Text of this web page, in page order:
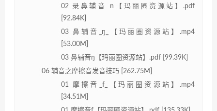
02 录鼻辅音 n【玛丽圈资源站】.pdf
[92.84K]
03 鼻辅音_ŋ_【玛丽圈资源站】.mp4
[53.00M]
03 鼻辅音ŋ【玛丽圈资源站】.pdf [99.39K]
06 辅音之摩擦音发音技巧 [262.75M]
01 摩擦音_f_【玛丽圈资源站】.mp4
[34.51M]